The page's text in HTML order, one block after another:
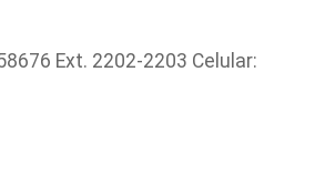
Ext. 2202-2203 Celular: